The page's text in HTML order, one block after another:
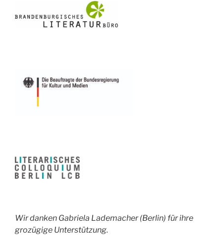
Wir danken Gabriela Lademacher (Berlin) für ihre
grozügige Unterstützung.